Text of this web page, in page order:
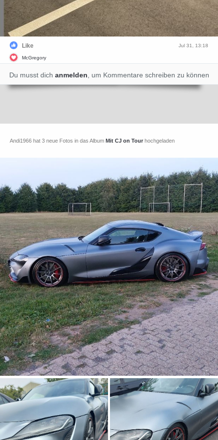
Jul 31, 13:18
Like
McGregory
Du musst dich anmelden, um Kommentare schreiben zu können
Andi1966 hat 3 neue Fotos in das Album Mit CJ on Tour hochgeladen